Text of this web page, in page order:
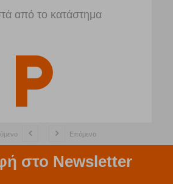
από το κατάστημα
Επόμενο
στο Newsletter